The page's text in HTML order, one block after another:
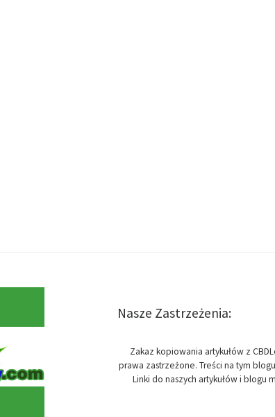
Nasze Zastrzeżenia:
Zakaz kopiowania artykułów z
prawa zastrzeżone. Treści na tym
Linki do naszych artykułów i blogu